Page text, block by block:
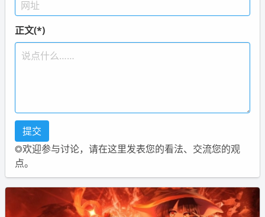
正文(*)
◎欢迎参与讨论，请在这里发表您的看法、交流您的观
点。